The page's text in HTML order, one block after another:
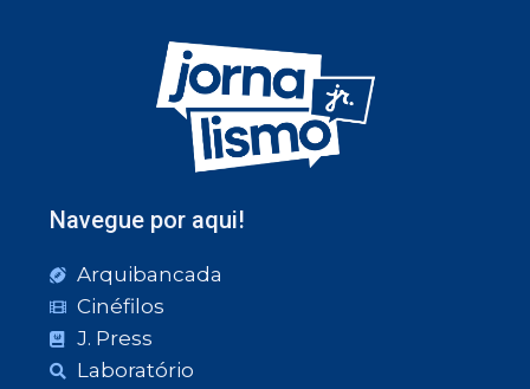
Navegue por aqui!
Arquibancada
Cinéfilos
J. Press
Laboratório